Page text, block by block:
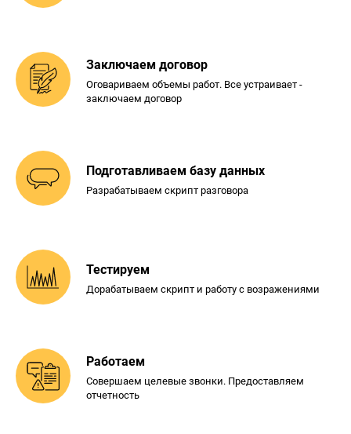
Заключаем договор
Оговариваем объемы работ. Все устраивает -
заключаем договор
Подготавливаем базу данных
Разрабатываем скрипт разговора
Тестируем
Дорабатываем скрипт и работу с возражениями
Работаем
Совершаем целевые звонки. Предоставляем
отчетность